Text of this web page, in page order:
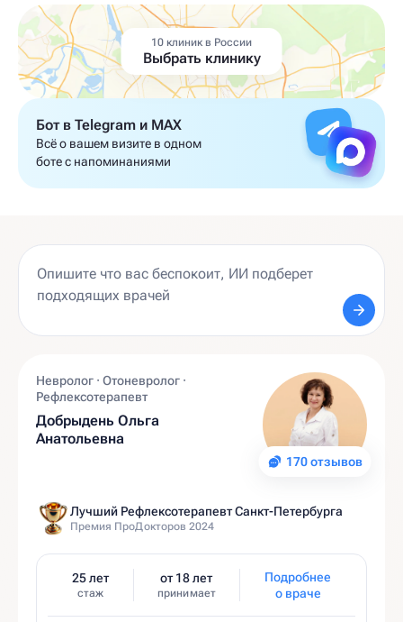
10 клиник в России
Выбрать клинику
Бот в Telegram и MAX
Всё о вашем визите в одном
боте с напоминаниями
170 отзывов
Невролог · Отоневролог ·
Рефлексотерапевт
Добрыдень Ольга
Анатольевна
Лучший Рефлексотерапевт Санкт-Петербурга
Премия ПроДокторов 2024
25 лет
стаж
от 18 лет
принимает
Подробнее
о враче